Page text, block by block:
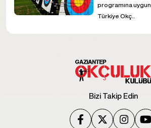
programına
Türkiye Okç..
Bizi Takip Edin